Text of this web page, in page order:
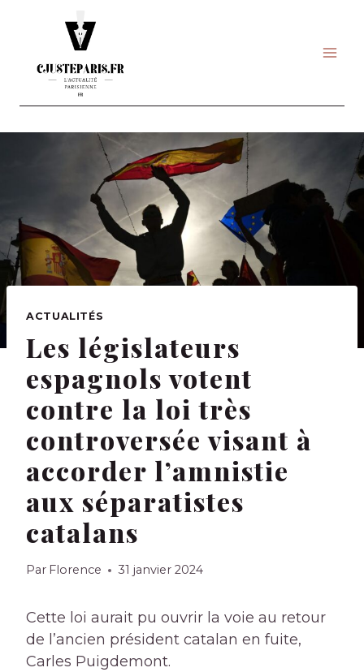
ACTUALITÉS
Les législateurs
espagnols votent
contre la loi très
controversée visant à
accorder l’amnistie
aux séparatistes
catalans
Par Florence 31 janvier 2024
Cette loi aurait pu ouvrir la voie au retour
de l’ancien président catalan en fuite,
Carles Puigdemont.